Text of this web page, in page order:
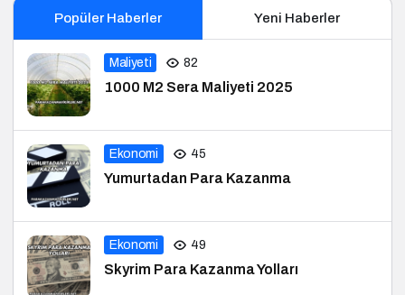
Popüler Haberler Yeni Haberler
Maliyeti 82
1000 M2 Sera Maliyeti 2025
Ekonomi 45
Yumurtadan Para Kazanma
Ekonomi 49
Skyrim Para Kazanma Yolları